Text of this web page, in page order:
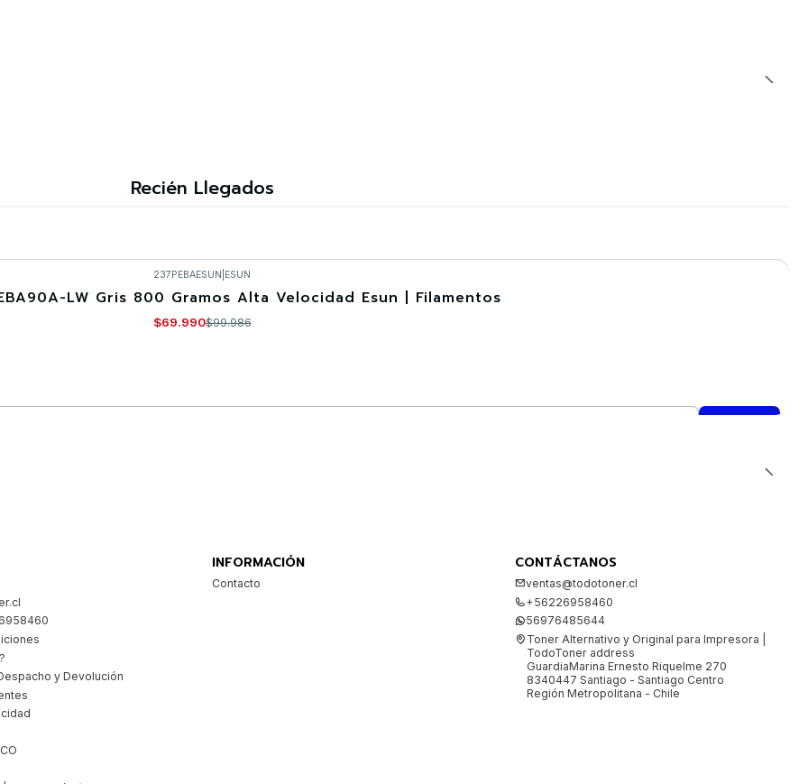
Recién Llegados
237PEBAESUN ESUN
LW Gris 800 Gramos Alta Velocidad Esun | Filamentos
$69.990$99.986
y Devolución
INFORMACIÓN
Contacto
CONTÁCTANOS
ventas@todotoner.cl
+56226958460
56976485644
Toner Alternativo y Original para Impresora |
TodoToner address
GuardiaMarina Ernesto Riquelme 270
8340447 Santiago - Santiago Centro
Región Metropolitana - Chile